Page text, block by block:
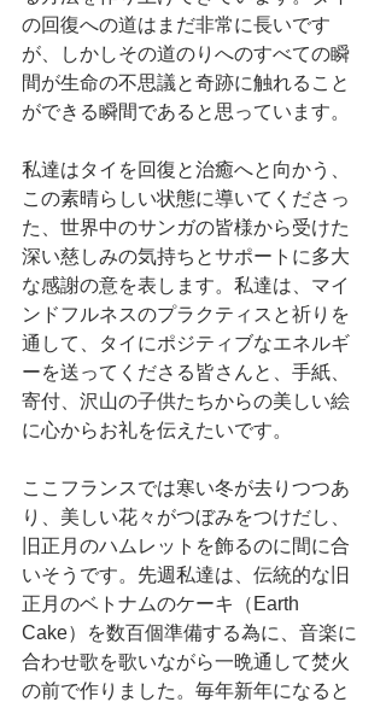
の回復への道はまだ非常に長いです
が、しかしその道のりへのすべての瞬
間が生命の不思議と奇跡に触れること
ができる瞬間であると思っています。
私達はタイを回復と治癒へと向かう、
この素晴らしい状態に導いてくださっ
た、世界中のサンガの皆様から受けた
深い慈しみの気持ちとサポートに多大
な感謝の意を表します。私達は、マイ
ンドフルネスのプラクティスと祈りを
通して、タイにポジティブなエネルギ
ーを送ってくださる皆さんと、手紙、
寄付、沢山の子供たちからの美しい絵
に心からお礼を伝えたいです。
ここフランスでは寒い冬が去りつつあ
り、美しい花々がつぼみをつけだし、
旧正月のハムレットを飾るのに間に合
いそうです。先週私達は、伝統的な旧
正月のベトナムのケーキ（Earth
Cake）を数百個準備する為に、音楽に
合わせ歌を歌いながら一晩通して焚火
の前で作りました。毎年新年になると